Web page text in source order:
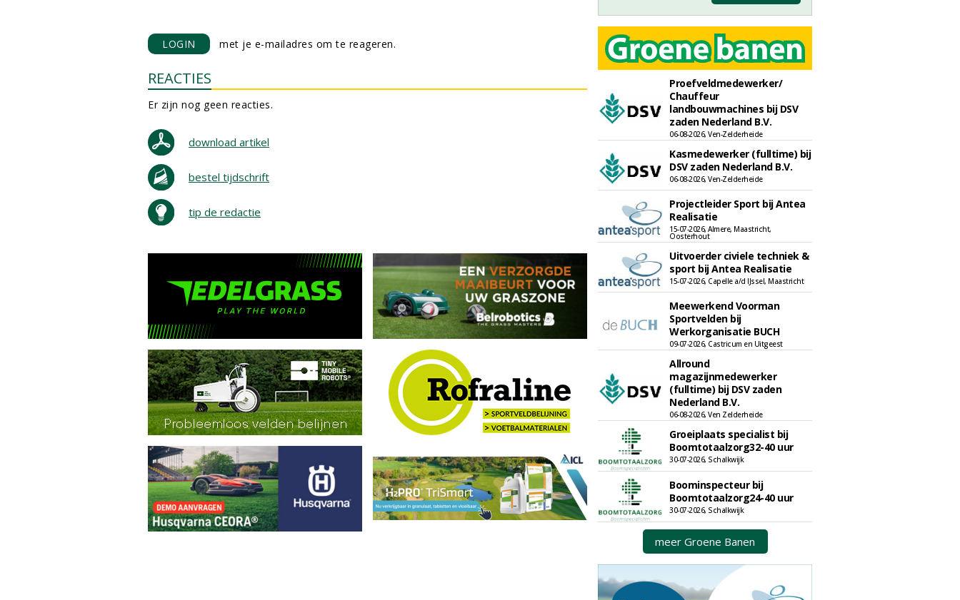
LOGIN met je e-mailadres om te reageren.
REACTIES
Er zijn nog geen reacties.
download artikel
bestel tijdschrift
tip de redactie
Proefveldmedewerker/
Chauffeur
landbouwmachines bij DSV
zaden Nederland B.V.
06-08-2026, Ven-Zelderheide
Kasmedewerker (fulltime) bij
DSV zaden Nederland B.V.
06-08-2026, Ven-Zelderheide
Projectleider Sport bij Antea
Realisatie
15-07-2026, Almere, Maastricht,
Oosterhout
Uitvoerder civiele techniek &
sport bij Antea Realisatie
15-07-2026, Capelle a/d IJssel, Maastricht
Meewerkend Voorman
Sportvelden bij
Werkorganisatie BUCH
09-07-2026, Castricum en Uitgeest
Allround
magazijnmedewerker
(fulltime) bij DSV zaden
Nederland B.V.
06-08-2026, Ven Zelderheide
Groeiplaats specialist bij
Boomtotaalzorg32-40 uur
30-07-2026, Schalkwijk
Boominspecteur bij
Boomtotaalzorg24-40 uur
30-07-2026, Schalkwijk
meer Groene Banen